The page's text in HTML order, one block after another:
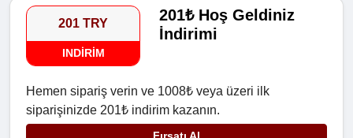
201 TRY
INDIRIM
201₺ Hoş Geldiniz
İndirimi
Hemen sipariş verin ve 1008₺ veya üzeri ilk
siparişinizde 201₺ indirim kazanın.